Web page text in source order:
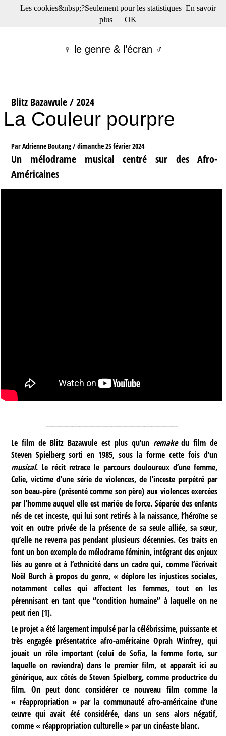
☰ Menu
Films récents
Tribunes
Bloc-notes
Archives
S’abonner à la Lettre !
♀ le genre & l’écran ♂
Blitz Bazawule / 2024
La Couleur pourpre
Par Adrienne Boutang /dimanche 25 février 2024
Un mélodrame musical centré sur des Afro-
Américaines
Le film de Blitz Bazawule est plus qu’un remakedu film de
Steven Spielberg sorti en 1985, sous la forme cette fois d’un
musical. Le récit retrace le parcours douloureux d’une femme,
Celie, victime d’une série de violences, de l’inceste perpétré par
son beau-père (présenté comme son père) aux violences exercées
par l’homme auquel elle est mariée de force. Séparée des enfants
nés de cet inceste, qui lui sont retirés à la naissance, l’héroïne se
voit en outre privée de la présence de sa seule alliée, sa sœur,
qu’elle ne reverra pas pendant plusieurs décennies. Ces traits en
font un bon exemple de mélodrame féminin, intégrant des enjeux
liés au genre et à l’ethnicité dans un cadre qui, comme l’écrivait
Noël Burch à propos du genre, « déplore les injustices sociales,
notamment celles qui affectent les femmes, tout en les
pérennisant en tant que “condition humaine” à laquelle on ne
peut rien [1].
Le projet a été largement impulsé par la célébrissime, puissante et
très engagée présentatrice afro-américaine Oprah Winfrey, qui
jouait un rôle important (celui de Sofia, la femme forte, sur
laquelle on reviendra) dans le premier film, et apparaît ici au
générique, aux côtés de Steven Spielberg, comme productrice du
film. On peut donc considérer ce nouveau film comme la
« réappropriation » par la communauté afro-américaine d’une
œuvre qui avait été considérée, dans un sens alors négatif,
comme « réappropriation culturelle » par un cinéaste blanc.
Les cookies&nbsp;?Seulement pour les statistiques En savoir
plus
OK